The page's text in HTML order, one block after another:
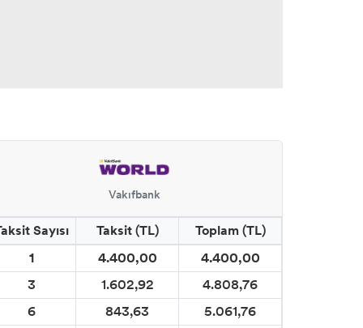
Vakıfbank
Sayısı Taksit (TL)
Toplam (TL)
1
4.400,00
4.400,00
3
1.602,92
4.808,76
6
843,63
5.061,76